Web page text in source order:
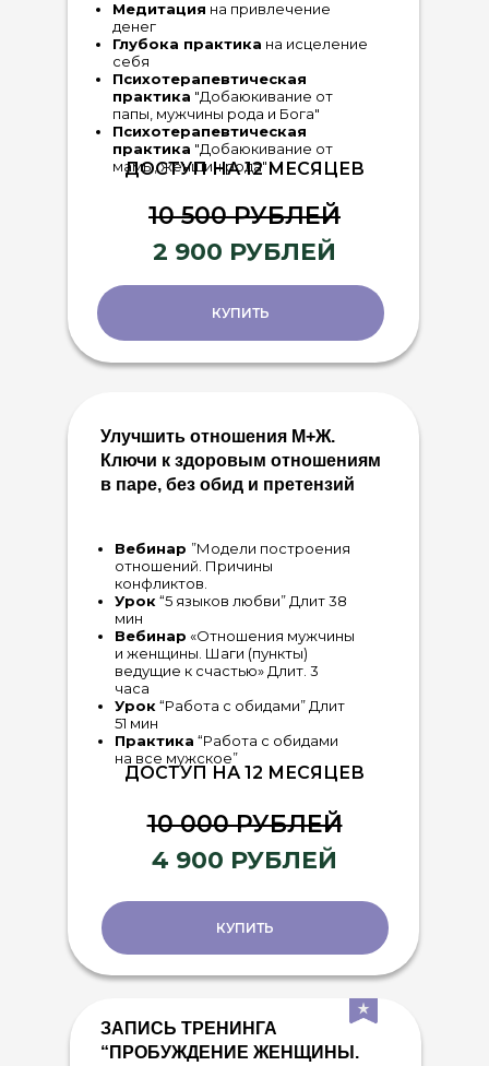
Медитация на привлечение
денег
Глубока практика на исцеление
себя
Психотерапевтическая
практика "Добаюкивание от
папы, мужчины рода и Бога"
Психотерапевтическая
практика "Добаюкивание от
мамы, женщин рода"
Улучшить отношения М+Ж.
Ключи к здоровым отношениям
в паре, без обид и претензий
Вебинар ”Модели построения
отношений. Причины
конфликтов.
Урок “5 языков любви” Длит 38
мин
Вебинар «Отношения мужчины
и женщины. Шаги (пункты)
ведущие к счастью» Длит. 3
часа
Урок “Работа с обидами” Длит
51 мин
Практика “Работа с обидами
на все мужское”
ЗАПИСЬ ТРЕНИНГА
“ПРОБУЖДЕНИЕ ЖЕНЩИНЫ.
КУПИТЬ
КУПИТЬ
ДОСТУП НА 12 МЕСЯЦЕВ
10 000 РУБЛЕЙ
ДОСТУП НА 12 МЕСЯЦЕВ
10 500 РУБЛЕЙ
4 900 РУБЛЕЙ
2 900 РУБЛЕЙ